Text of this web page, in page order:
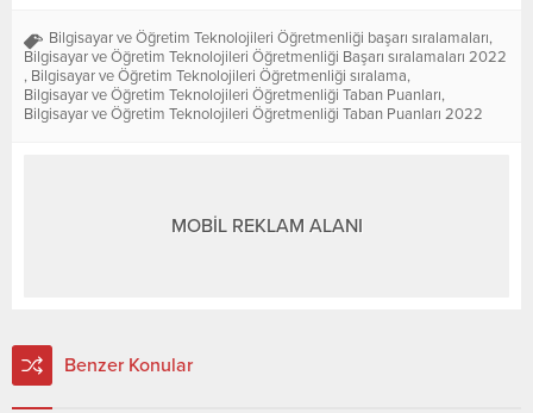
Bilgisayar ve Öğretim Teknolojileri Öğretmenliği başarı sıralamaları,
Bilgisayar ve Öğretim Teknolojileri Öğretmenliği Başarı sıralamaları 2022
, Bilgisayar ve Öğretim Teknolojileri Öğretmenliği sıralama,
Bilgisayar ve Öğretim Teknolojileri Öğretmenliği Taban Puanları,
Bilgisayar ve Öğretim Teknolojileri Öğretmenliği Taban Puanları 2022
MOBİL REKLAM ALANI
Benzer Konular